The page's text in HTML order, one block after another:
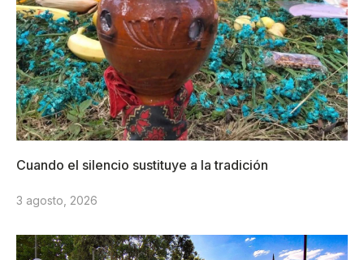
Cuando el silencio sustituye a la tradición
3 agosto, 2026